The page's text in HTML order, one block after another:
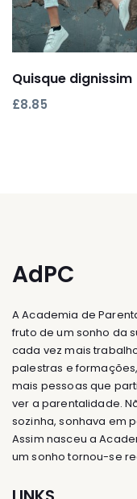
Adicionar
Quisque dignissim
£8.85
AdPC
A Academia de
fruto de um sonho da
cada vez mais
palestras e
mais pessoas que
ver a parentalidade.
sozinha, sonhava em
Assim nasceu a
um sonho tornou-se